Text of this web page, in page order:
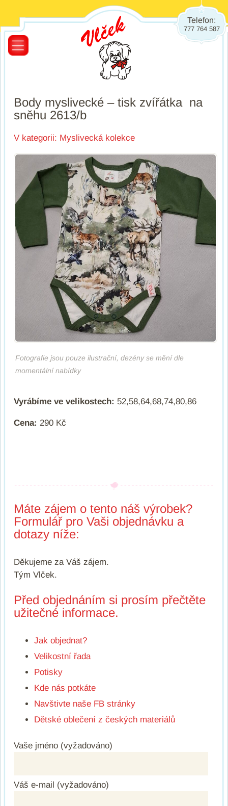
Telefon:
777 764 587
Body myslivecké – tisk zvířátka na
sněhu 2613/b
V kategorii: Myslivecká kolekce
Fotografie jsou pouze ilustrační, dezény se mění dle
momentální nabídky
Vyrábíme ve velikostech: 52,58,64,68,74,80,86
Cena: 290 Kč
Máte zájem o tento náš výrobek?
Formulář pro Vaši objednávku a
dotazy níže:
Děkujeme za Váš zájem.
Tým Vlček.
Před objednáním si prosím přečtěte
užitečné informace.
Jak objednat?
Velikostní řada
Potisky
Kde nás potkáte
Navštivte naše FB stránky
Dětské oblečení z českých materiálů
Vaše jméno (vyžadováno)
Váš e-mail (vyžadováno)